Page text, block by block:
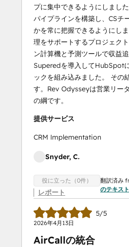
プに集中できるようにしまし
パイプラインを構築し、CSチ
かを常に把握できるようにし
理をサポートするプロジェク
ン計算機と予測ツールで収益追
Superedを導入してHubSpot
ックを組み込みました。 その
す。Rev Odysseyは営業リー
の綱です。
提供サービス
CRM Implementation
Snyder, C.
役に立った（0件）
レポート
翻訳済み
のテキス
5/5
2026年4月13日
AirCallの統合